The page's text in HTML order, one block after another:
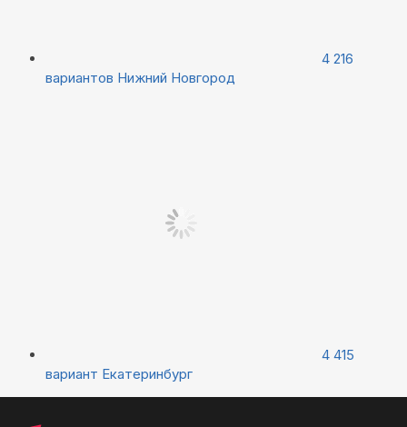
4 216
вариантов Нижний Новгород
4 415
вариант Екатеринбург